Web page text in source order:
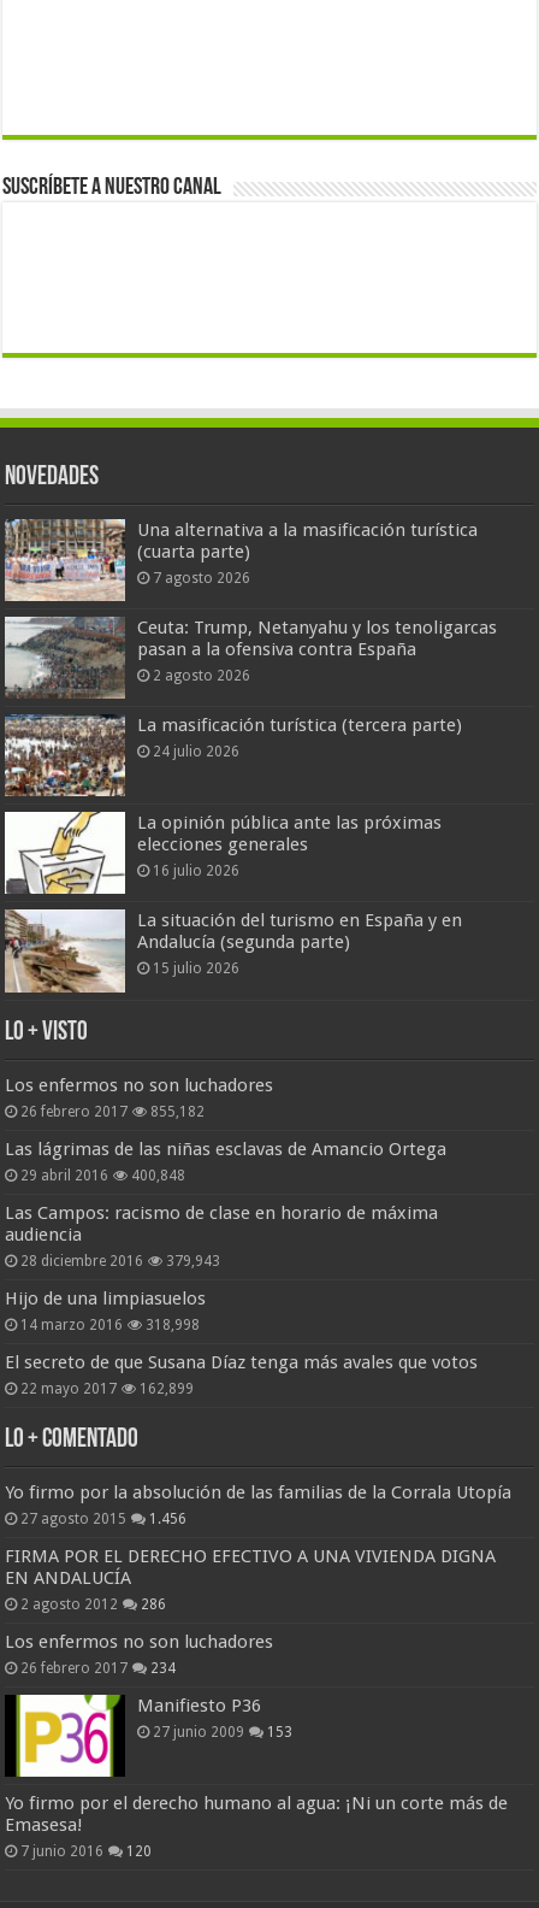
Suscríbete a nuestro canal
Novedades
Una alternativa a la masificación turística
(cuarta parte)
7 agosto 2026
Ceuta: Trump, Netanyahu y los tenoligarcas
pasan a la ofensiva contra España
2 agosto 2026
La masificación turística (tercera parte)
24 julio 2026
La opinión pública ante las próximas
elecciones generales
16 julio 2026
La situación del turismo en España y en
Andalucía (segunda parte)
15 julio 2026
Lo + Visto
Los enfermos no son luchadores
26 febrero 2017 855,182
Las lágrimas de las niñas esclavas de Amancio Ortega
29 abril 2016 400,848
Las Campos: racismo de clase en horario de máxima
audiencia
28 diciembre 2016 379,943
Hijo de una limpiasuelos
14 marzo 2016 318,998
El secreto de que Susana Díaz tenga más avales que votos
22 mayo 2017 162,899
Lo + Comentado
Yo firmo por la absolución de las familias de la Corrala Utopía
27 agosto 2015 1.456
FIRMA POR EL DERECHO EFECTIVO A UNA VIVIENDA DIGNA
EN ANDALUCÍA
2 agosto 2012 286
Los enfermos no son luchadores
26 febrero 2017 234
Manifiesto P36
27 junio 2009 153
Yo firmo por el derecho humano al agua: ¡Ni un corte más de
Emasesa!
7 junio 2016 120